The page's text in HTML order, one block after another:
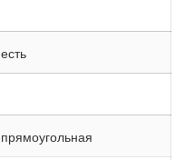
есть
прямоугольная